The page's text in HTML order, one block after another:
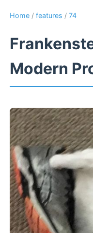
Home / features / 74
Modern